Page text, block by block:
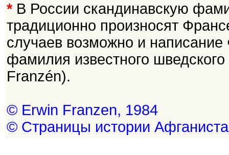
*В России скандинавскую
традиционно произносят
случаев возможно и
фамилия известного
Franzén).
© Erwin Franzen, 1984
© Страницы истории